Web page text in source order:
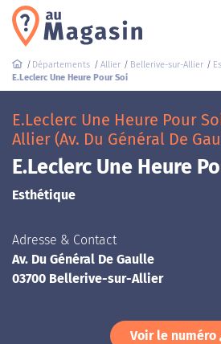
Départements Allier Bellerive-sur-Allier
E.Leclerc Une Heure Pour Soi
E.Leclerc Une Heure Pour
Allier (Av. Du Général De
E.Leclerc Une Heure
Esthétique
Adresse & Contact
Av. Du Général De Gaulle
03700 Bellerive-sur-Allier
Voir le numéro